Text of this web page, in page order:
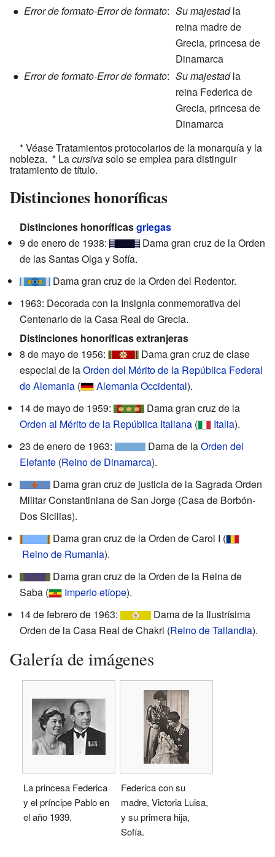
● Error de formato-Error de formato: Su majestadla
reina madre de
Grecia, princesa de
Dinamarca
● Error de formato-Error de formato: Su majestadla
reina Federica de
Grecia, princesa de
Dinamarca
* Véase Tratamientos protocolarios de la monarquía y la
nobleza. * Lacursivasolo se emplea para distinguir
tratamiento de título.
Distinciones honoríficas
Distinciones honoríficasgriegas
9 de enero de 1938:
Dama gran cruz de la Orden
de las Santas Olga y Sofía.
Dama gran cruz de la Orden del Redentor.
1963: Decorada con la Insignia conmemorativa del
Centenario de la Casa Real de Grecia.
Distinciones honoríficas extranjeras
8 de mayo de 1956:
Dama gran cruz de clase
especial de laOrden del Mérito de la República Federal
de Alemania ( Alemania Occidental).
14 de mayo de 1959:
Dama gran cruz de la
Orden al Mérito de la República Italiana ( Italia).
23 de enero de 1963:
Dama de laOrden del
Elefante (Reino de Dinamarca).
Dama gran cruz de justicia de la Sagrada Orden
Militar Constantiniana de San Jorge (Casa de Borbón-
Dos Sicilias).
Dama gran cruz de la Orden de Carol I (
Reino de Rumania).
Dama gran cruz de la Orden de la Reina de
Saba (
Imperio etíope).
14 de febrero de 1963:
Dama de la Ilustrísima
Orden de la Casa Real de Chakri (Reino de Tailandia).
Galería de imágenes
La princesa Federica
y el príncipe Pablo en
el año 1939.
Federica con su
madre, Victoria Luisa,
y su primera hija,
Sofía.